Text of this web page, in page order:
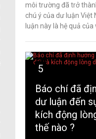
môi trường đã trở
chú ý của dư luận Việt
luận này là hệ quả của
5
Báo chí đã
dư luận đến
kích động
thế nào ?